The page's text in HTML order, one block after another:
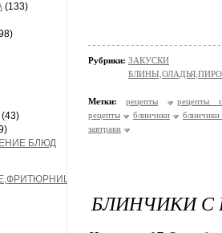
(133)
(43)
БЛЮД
Рубрики: ЗАКУСКИ
Метки: рецепты
рецепты
рецепты
блинчики
блинчики
завтраки
БЛИНЧИКИ